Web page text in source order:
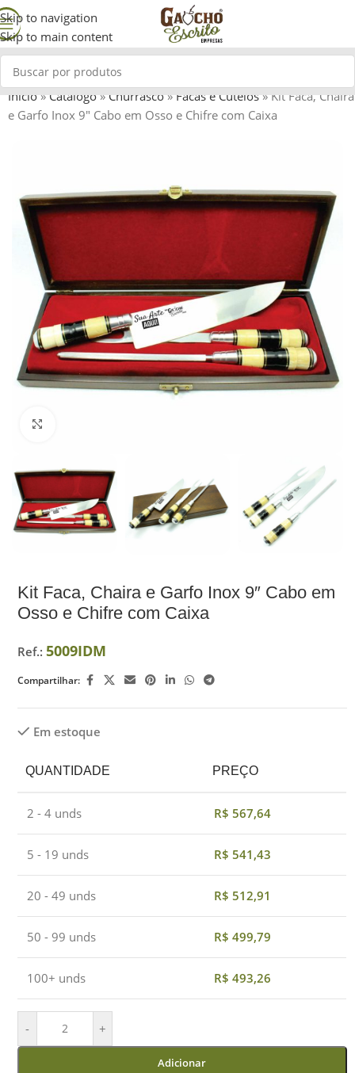
Skip to navigation
Skip to main content
Início»Catálogo»Churrasco»Facas e Cutelos»Kit Faca, Chaira
e Garfo Inox 9″ Cabo em Osso e Chifre com Caixa
Kit Faca, Chaira e Garfo Inox 9″ Cabo em
Osso e Chifre com Caixa
Ref.: 5009IDM
Compartilhar:
Em estoque
QUANTIDADE PREÇO
2 - 4 unds R$ 567,64
5 - 19 unds R$ 541,43
20 - 49 unds R$ 512,91
50 - 99 unds R$ 499,79
100+ unds R$ 493,26
- +
Adicionar